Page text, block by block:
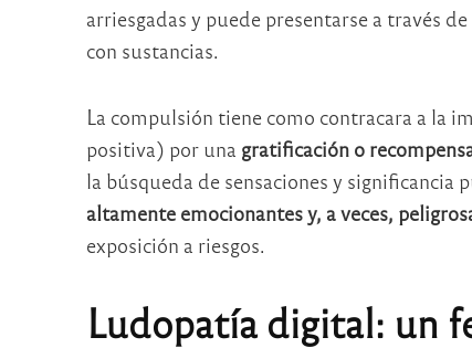
arriesgadas y puede presentarse a través
con sustancias.
La compulsión tiene como contracara a la
positiva) por una gratificación o
la búsqueda de sensaciones y significancia
altamente emocionantes y, a veces,
exposición a riesgos.
Ludopatía digital: un